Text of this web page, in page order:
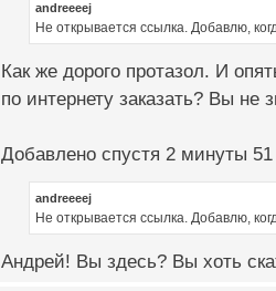
andreeeej
Не открывается ссылка. Добавлю,
Как же дорого протазол. И
по интернету заказать? Вы не
Добавлено спустя 2 минуты 51
andreeeej
Не открывается ссылка. Добавлю,
Андрей! Вы здесь? Вы хоть